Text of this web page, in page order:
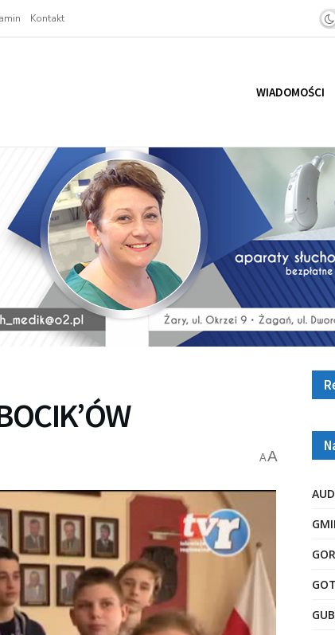
Kontakt
WIADOMOŚCI
AA